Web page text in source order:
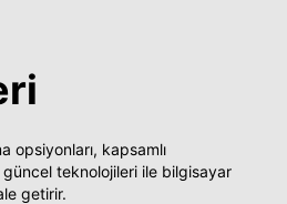
opsiyonları, kapsamlı
teknolojileri ile bilgisayar
getirir.